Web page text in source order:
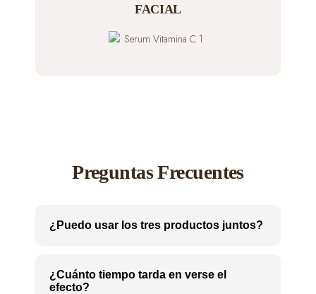
FACIAL
Preguntas Frecuentes
¿Puedo usar los tres productos juntos?
¿Cuánto tiempo tarda en verse el
efecto?